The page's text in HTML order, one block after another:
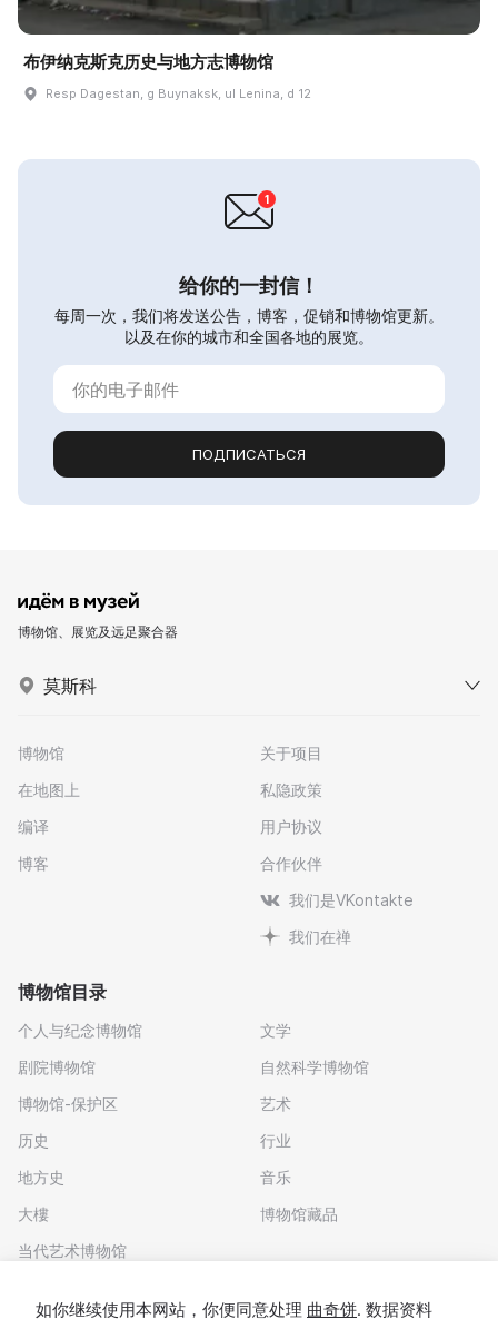
布伊纳克斯克历史与地方志博物馆
Resp Dagestan, g Buynaksk, ul Lenina, d 12
给你的一封信！
每周一次，我们将发送公告，博客，促销和博物馆更新。
以及在你的城市和全国各地的展览。
ПОДПИСАТЬСЯ
博物馆、展览及远足聚合器
莫斯科
博物馆
在地图上
编译
博客
关于项目
私隐政策
用户协议
合作伙伴
我们是VKontakte
我们在禅
博物馆目录
个人与纪念博物馆
剧院博物馆
博物馆-保护区
历史
地方史
大樓
当代艺术博物馆
文学
自然科学博物馆
艺术
行业
音乐
博物馆藏品
如你继续使用本网站，你便同意处理 曲奇饼. 数据资料